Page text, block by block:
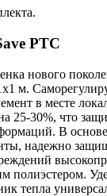
PTC
нового
м.
в месте
25-30%, что
В
надежно
полиэстером.
тепла